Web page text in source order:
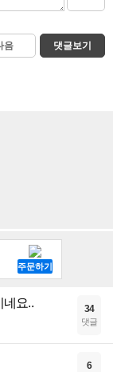
음 댓글보기
네요.. 34
댓글
6